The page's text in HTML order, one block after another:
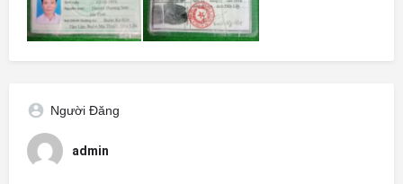
Người Đăng
admin